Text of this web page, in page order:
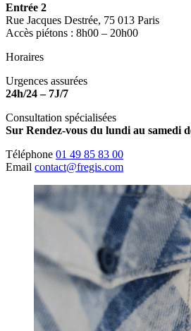
Entrée 2
Rue Jacques Destrée, 75 013 Paris
Accès piétons : 8h00 – 20h00
Horaires
Urgences assurées
24h/24 – 7J/7
Consultation spécialisées
Sur Rendez-vous du lundi au samedi
Téléphone 01 49 85 83 00
Email contact@fregis.com